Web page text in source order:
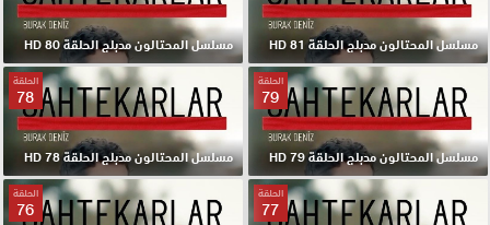
مسلسل المحتالون مدبلج الحلقة 81 HD مسلسل المحتالون مدبلج الحلقة 80 HD
الحلقة
79
مسلسل المحتالون مدبلج الحلقة 79 HD
الحلقة
78
مسلسل المحتالون مدبلج الحلقة 78 HD
الحلقة
77
الحلقة
76